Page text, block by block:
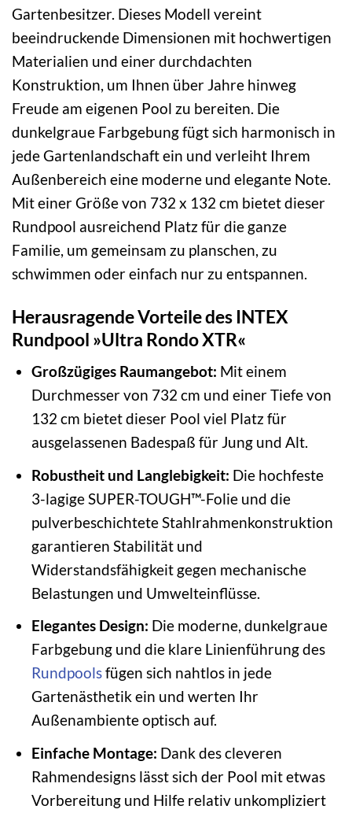
Gartenbesitzer. Dieses Modell vereint
beeindruckende Dimensionen mit hochwertigen
Materialien und einer durchdachten
Konstruktion, um Ihnen über Jahre hinweg
Freude am eigenen Pool zu bereiten. Die
dunkelgraue Farbgebung fügt sich harmonisch in
jede Gartenlandschaft ein und verleiht Ihrem
Außenbereich eine moderne und elegante Note.
Mit einer Größe von 732 x 132 cm bietet dieser
Rundpool ausreichend Platz für die ganze
Familie, um gemeinsam zu planschen, zu
schwimmen oder einfach nur zu entspannen.
Herausragende Vorteile des INTEX
Rundpool »Ultra Rondo XTR«
Großzügiges Raumangebot: Mit einem
Durchmesser von 732 cm und einer Tiefe von
132 cm bietet dieser Pool viel Platz für
ausgelassenen Badespaß für Jung und Alt.
Robustheit und Langlebigkeit: Die hochfeste
3-lagige SUPER-TOUGH™-Folie und die
pulverbeschichtete Stahlrahmenkonstruktion
garantieren Stabilität und
Widerstandsfähigkeit gegen mechanische
Belastungen und Umwelteinflüsse.
Elegantes Design: Die moderne, dunkelgraue
Farbgebung und die klare Linienführung des
Rundpoolsfügen sich nahtlos in jede
Gartenästhetik ein und werten Ihr
Außenambiente optisch auf.
Einfache Montage: Dank des cleveren
Rahmendesigns lässt sich der Pool mit etwas
Vorbereitung und Hilfe relativ unkompliziert